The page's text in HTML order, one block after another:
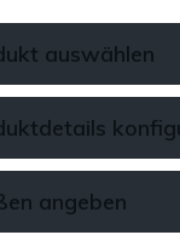
auswählen
angeben